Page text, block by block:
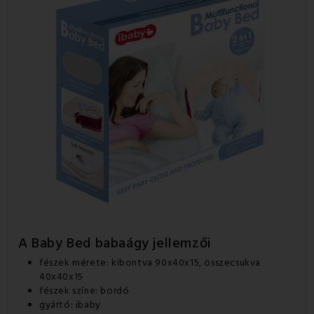
A Baby Bed babaágy jellemzői
fészek mérete: kibontva 90x40x15, összecsukva
40x40x15
fészek színe: bordó
gyártó: ibaby